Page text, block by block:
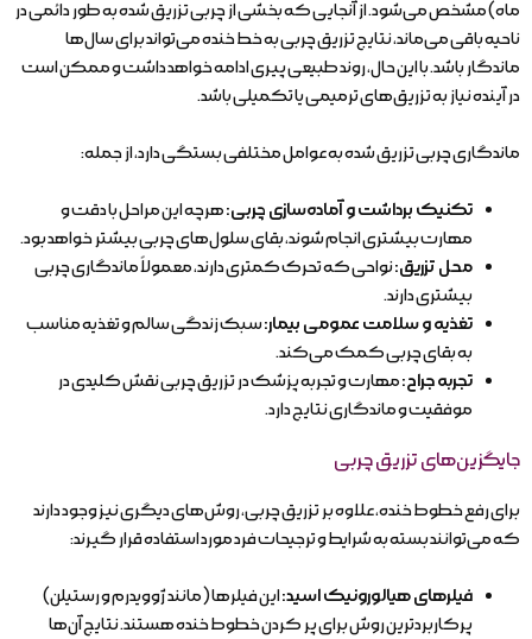
ماه) مشخص می‌شود. از آنجایی که بخشی از چربی تزریق شده به طور دائمی در
ناحیه باقی می‌ماند، نتایج تزریق چربی به خط خنده می‌تواند برای سال‌ها
ماندگار باشد. با این حال، روند طبیعی پیری ادامه خواهد داشت و ممکن است
در آینده نیاز به تزریق‌های ترمیمی یا تکمیلی باشد.
ماندگاری چربی تزریق شده به عوامل مختلفی بستگی دارد، از جمله:
تکنیک برداشت و آماده‌سازی چربی:هرچه این مراحل با دقت و
مهارت بیشتری انجام شوند، بقای سلول‌های چربی بیشتر خواهد بود.
محل تزریق:نواحی که تحرک کمتری دارند، معمولاً ماندگاری چربی
بیشتری دارند.
تغذیه و سلامت عمومی بیمار:سبک زندگی سالم و تغذیه مناسب
به بقای چربی کمک می‌کند.
تجربه جراح:مهارت و تجربه پزشک در تزریق چربی نقش کلیدی در
موفقیت و ماندگاری نتایج دارد.
جایگزین‌های تزریق چربی
برای رفع خطوط خنده، علاوه بر تزریق چربی، روش‌های دیگری نیز وجود دارند
که می‌توانند بسته به شرایط و ترجیحات فرد مورد استفاده قرار گیرند:
فیلرهای هیالورونیک اسید:این فیلرها (مانند ژوویدرم و رستیلن)
پرکاربردترین روش برای پر کردن خطوط خنده هستند. نتایج آن‌ها